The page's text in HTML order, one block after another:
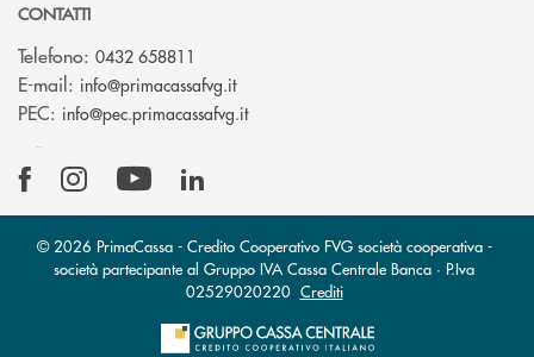
CONTATTI
Telefono: 0432 658811
E-mail: info@primacassafvg.it(si apre l’app di posta elettronica)
PEC: info@pec.primacassafvg.it(si apre l’app di posta elettronica)
© 2026 PrimaCassa - Credito Cooperativo FVG società cooperativa -
società partecipante al Gruppo IVA Cassa Centrale Banca · P.Iva
02529020220 Crediti